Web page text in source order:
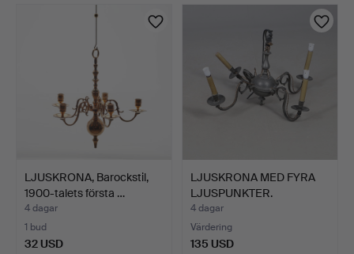
LJUSKRONA, Barockstil,
1900-talets första …
4 dagar
1 bud
32 USD
LJUSKRONA MED FYRA
LJUSPUNKTER.
4 dagar
Värdering
135 USD